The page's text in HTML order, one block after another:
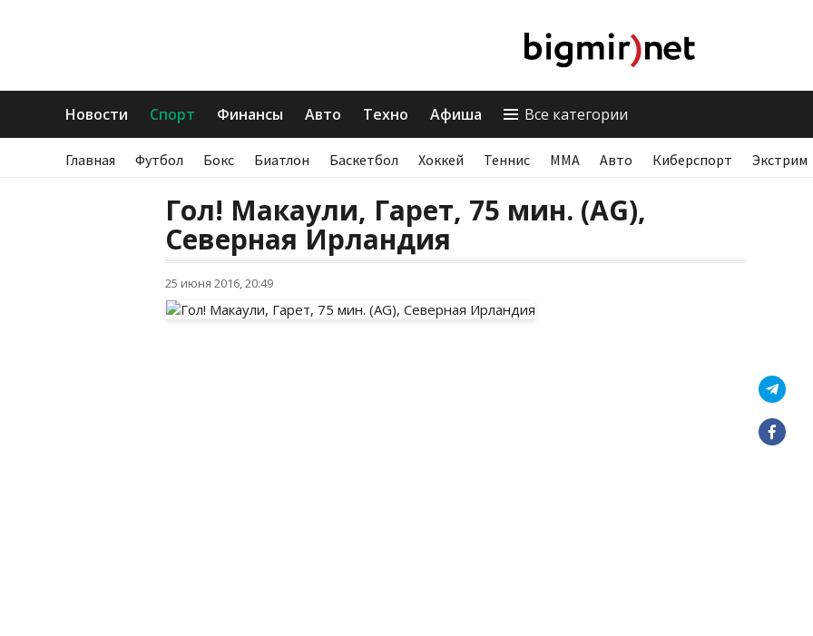
Новости Спорт Финансы Авто Техно Афиша Все категории
Главная Футбол Бокс Биатлон Баскетбол Хоккей Теннис ММА Авто Киберспорт Экстрим
Гол! Макаули, Гарет, 75 мин. (AG),
Северная Ирландия
25 июня 2016, 20:49